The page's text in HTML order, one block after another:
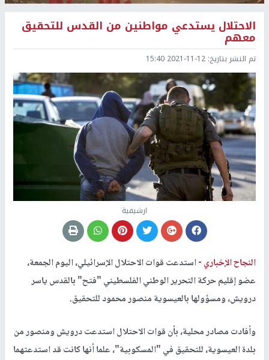
الاحتلال يستدعي مواطنين من القدس للتحقيق
معهم
تم النشر بتاريخ: 2021-11-12 15:40
ارشيفية
النجاح الإخباري -استدعت قوات الاحتلال الإسرائيلي، اليوم الجمعة،
عضو إقليم حركة التحرير الوطني الفلسطيني "فتح" بالقدس ياسر
درويش، ومسؤولها بالعيسوية منصور محمود للتحقيق.
وأفادت مصادر محلية، بأن قوات الاحتلال استدعت درويش ومنصور من
بلدة العيسوية، للتحقيق في "المسكوبية"، علما أنها كانت قد استدعتهما